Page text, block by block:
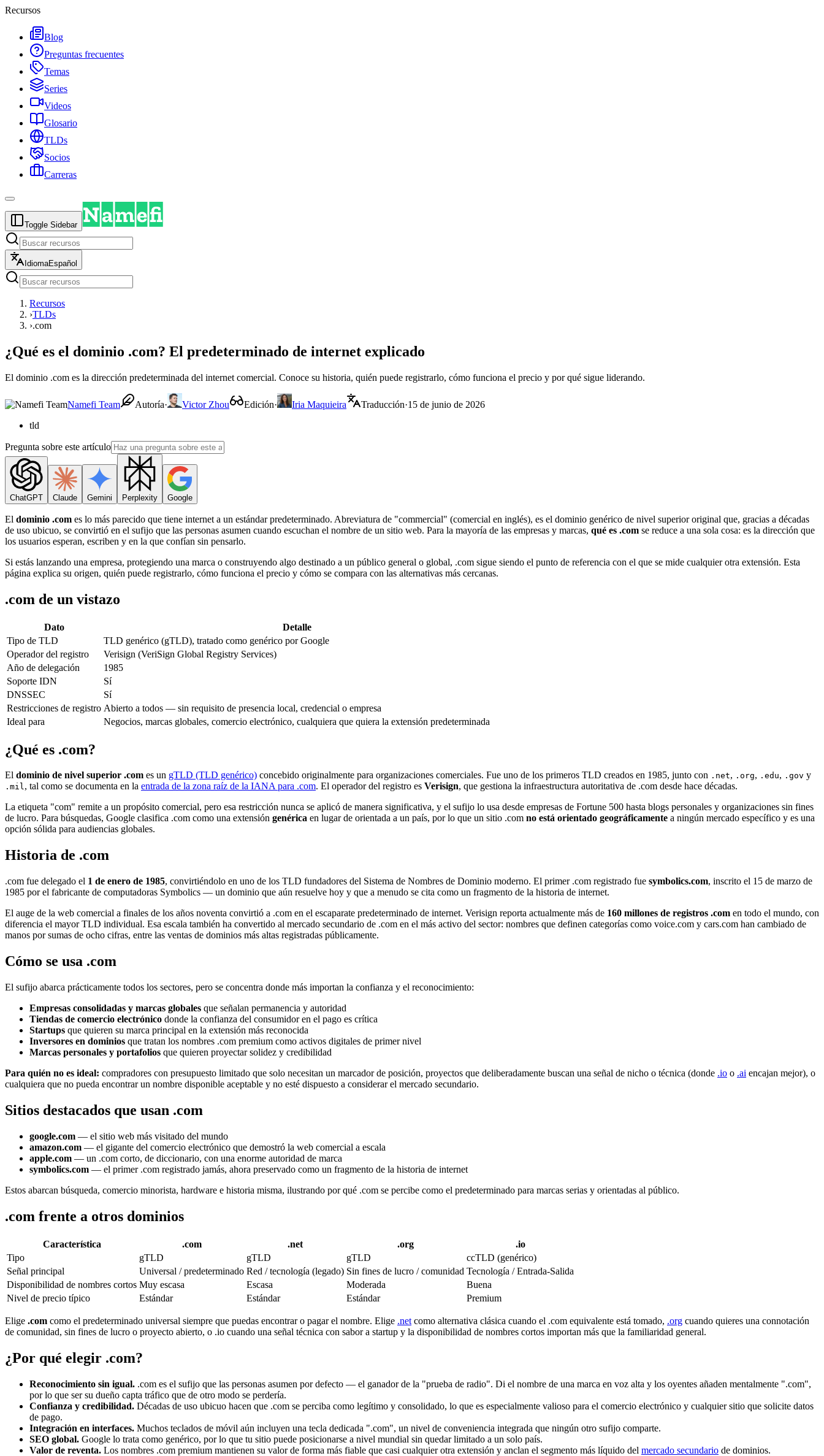
Recursos
Blog
Preguntas frecuentes
Temas
Series
Videos
Glosario
TLDs
Socios
Carreras
Toggle Sidebar
IdiomaEspañol
Recursos
›TLDs
›.com
¿Qué es el dominio .com? El predeterminado de internet explicado
El dominio .com es la dirección predeterminada del internet comercial. Conoce su historia, quién puede registrarlo, cómo funciona el precio y por qué sigue liderando.
Namefi Team Autoría· Victor Zhou Edición· Iria Maquieira Traducción·15 de junio de 2026
tld
Pregunta sobre este artículo
ChatGPT Claude Gemini Perplexity Google
El dominio .com es lo más parecido que tiene internet a un estándar predeterminado. Abreviatura de "commercial" (comercial en inglés), es el dominio genérico de nivel superior original que, gracias a décadas
de uso ubicuo, se convirtió en el sufijo que las personas asumen cuando escuchan el nombre de un sitio web. Para la mayoría de las empresas y marcas, qué es .com se reduce a una sola cosa: es la dirección que
los usuarios esperan, escriben y en la que confían sin pensarlo.
Si estás lanzando una empresa, protegiendo una marca o construyendo algo destinado a un público general o global, .com sigue siendo el punto de referencia con el que se mide cualquier otra extensión. Esta
página explica su origen, quién puede registrarlo, cómo funciona el precio y cómo se compara con las alternativas más cercanas.
.com de un vistazo
Dato
Detalle
Tipo de TLD
TLD genérico (gTLD), tratado como genérico por Google
Operador del registro
Verisign (VeriSign Global Registry Services)
Año de delegación
1985
Soporte IDN
Sí
DNSSEC
Sí
Restricciones de registro Abierto a todos — sin requisito de presencia local, credencial o empresa
Ideal para
Negocios, marcas globales, comercio electrónico, cualquiera que quiera la extensión predeterminada
¿Qué es .com?
El dominio de nivel superior .com es un gTLD (TLD genérico) concebido originalmente para organizaciones comerciales. Fue uno de los primeros TLD creados en 1985, junto con .net, .org, .edu, .gov y
.mil, tal como se documenta en la entrada de la zona raíz de la IANA para .com. El operador del registro es Verisign, que gestiona la infraestructura autoritativa de .com desde hace décadas.
La etiqueta "com" remite a un propósito comercial, pero esa restricción nunca se aplicó de manera significativa, y el sufijo lo usa desde empresas de Fortune 500 hasta blogs personales y organizaciones sin fines
de lucro. Para búsquedas, Google clasifica .com como una extensión genérica en lugar de orientada a un país, por lo que un sitio .com no está orientado geográficamente a ningún mercado específico y es una
opción sólida para audiencias globales.
Historia de .com
.com fue delegado el 1 de enero de 1985, convirtiéndolo en uno de los TLD fundadores del Sistema de Nombres de Dominio moderno. El primer .com registrado fue symbolics.com, inscrito el 15 de marzo de
1985 por el fabricante de computadoras Symbolics — un dominio que aún resuelve hoy y que a menudo se cita como un fragmento de la historia de internet.
El auge de la web comercial a finales de los años noventa convirtió a .com en el escaparate predeterminado de internet. Verisign reporta actualmente más de 160 millones de registros .com en todo el mundo, con
diferencia el mayor TLD individual. Esa escala también ha convertido al mercado secundario de .com en el más activo del sector: nombres que definen categorías como voice.com y cars.com han cambiado de
manos por sumas de ocho cifras, entre las ventas de dominios más altas registradas públicamente.
Cómo se usa .com
El sufijo abarca prácticamente todos los sectores, pero se concentra donde más importan la confianza y el reconocimiento:
Empresas consolidadas y marcas globales que señalan permanencia y autoridad
Tiendas de comercio electrónico donde la confianza del consumidor en el pago es crítica
Startups que quieren su marca principal en la extensión más reconocida
Inversores en dominios que tratan los nombres .com premium como activos digitales de primer nivel
Marcas personales y portafolios que quieren proyectar solidez y credibilidad
Para quién no es ideal: compradores con presupuesto limitado que solo necesitan un marcador de posición, proyectos que deliberadamente buscan una señal de nicho o técnica (donde .io o .ai encajan mejor), o
cualquiera que no pueda encontrar un nombre disponible aceptable y no esté dispuesto a considerar el mercado secundario.
Sitios destacados que usan .com
google.com — el sitio web más visitado del mundo
amazon.com — el gigante del comercio electrónico que demostró la web comercial a escala
apple.com — un .com corto, de diccionario, con una enorme autoridad de marca
symbolics.com — el primer .com registrado jamás, ahora preservado como un fragmento de la historia de internet
Estos abarcan búsqueda, comercio minorista, hardware e historia misma, ilustrando por qué .com se percibe como el predeterminado para marcas serias y orientadas al público.
.com frente a otros dominios
Característica .com .net .org
.io
Tipo
gTLD gTLD gTLD
ccTLD (genérico)
Señal principal
Universal / predeterminado Red / tecnología (legado) Sin fines de lucro / comunidad Tecnología / Entrada-Salida
Disponibilidad de nombres cortos Muy escasa Escasa Moderada
Buena
Nivel de precio típico
Estándar Estándar Estándar Premium
Elige .com como el predeterminado universal siempre que puedas encontrar o pagar el nombre. Elige .net como alternativa clásica cuando el .com equivalente está tomado, .org cuando quieres una connotación
de comunidad, sin fines de lucro o proyecto abierto, o .io cuando una señal técnica con sabor a startup y la disponibilidad de nombres cortos importan más que la familiaridad general.
¿Por qué elegir .com?
Reconocimiento sin igual. .com es el sufijo que las personas asumen por defecto — el ganador de la "prueba de radio". Di el nombre de una marca en voz alta y los oyentes añaden mentalmente ".com",
por lo que ser su dueño capta tráfico que de otro modo se perdería.
Confianza y credibilidad. Décadas de uso ubicuo hacen que .com se perciba como legítimo y consolidado, lo que es especialmente valioso para el comercio electrónico y cualquier sitio que solicite datos
de pago.
Integración en interfaces. Muchos teclados de móvil aún incluyen una tecla dedicada ".com", un nivel de conveniencia integrada que ningún otro sufijo comparte.
SEO global. Google lo trata como genérico, por lo que tu sitio puede posicionarse a nivel mundial sin quedar limitado a un solo país.
Valor de reventa. Los nombres .com premium mantienen su valor de forma más fiable que casi cualquier otra extensión y anclan el segmento más líquido del mercado secundario de dominios.